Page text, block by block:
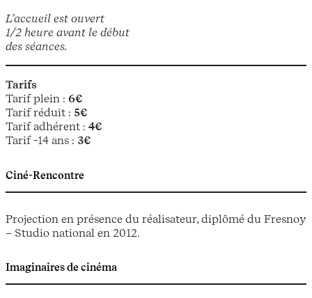
L’accueil est ouvert
1/2 heure avant le début
des séances.
Tarifs
Tarif plein : 6€
Tarif réduit : 5€
Tarif adhérent : 4€
Tarif -14 ans : 3€
Ciné-Rencontre
Projection en présence du réalisateur, diplômé du Fresnoy
– Studio national en 2012.
Imaginaires de cinéma